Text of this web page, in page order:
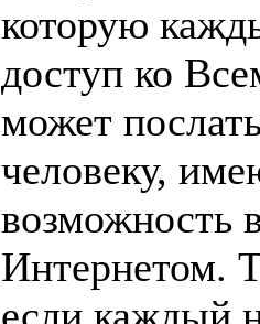
которую
доступ ко
может
человеку,
возможность
Интернетом.